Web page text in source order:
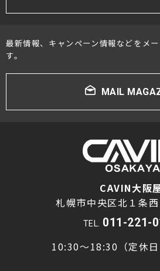
最新情報、キャンペーン情報などをメ
す。
MAIL
CAVIN大阪
札幌市中央区北１条
TEL. 011-221-
10:30～18:30（定休日